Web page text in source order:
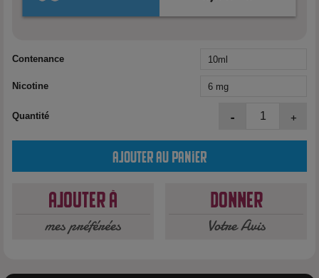
Contenance
Nicotine
Quantité - +
Ajouter au panier
Ajouter à
mes préférées
Donner
Votre Avis